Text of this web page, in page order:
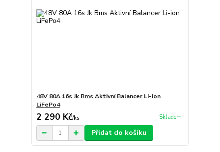
48V 80A 16s Jk Bms Aktivní Balancer Li-ion
LiFePo4
2 290 Kč/ks Skladem
Přidat do košíku